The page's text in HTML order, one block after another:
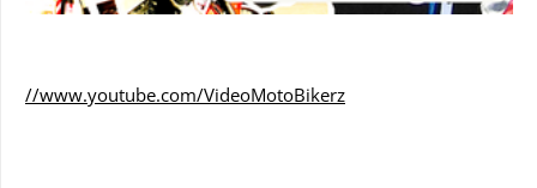
//www.youtube.com/VideoMotoBikerz